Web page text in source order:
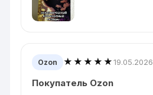
Ozon ★★★★★19.05.2026
Покупатель Ozon